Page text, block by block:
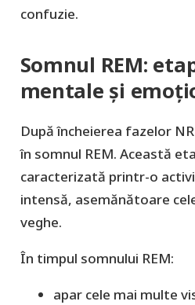
confuzie.
Somnul REM:
mentale și
După încheierea fazelor
în somnul REM. Această
caracterizată printr-o
intensă, asemănătoare
veghe.
În timpul somnului REM:
apar cele mai multe